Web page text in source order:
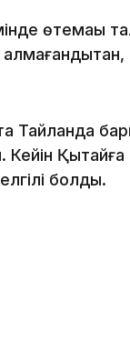
өтемақы
Тайландқа
Кейін Қытайға
болды.